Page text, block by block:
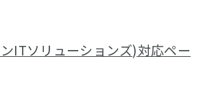
ITソリューションズ)対応ペー